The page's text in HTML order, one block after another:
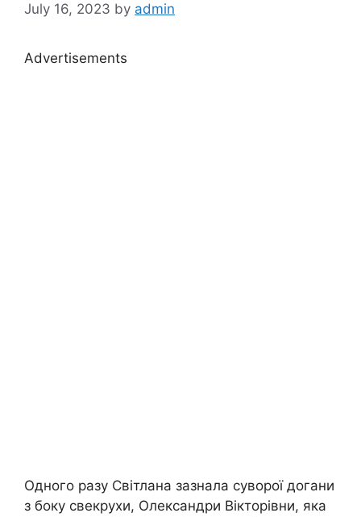
July 16, 2023 by admin
Advertisements
Одного разу Світлана зазнала суворої догани
з боку свекрухи, Олександри Вікторівни, яка